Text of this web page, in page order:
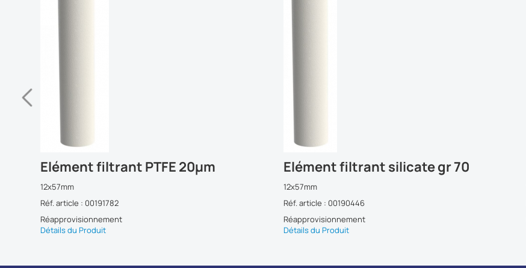
Elément filtrant PTFE 20µm
12x57mm
Réf. article : 00191782
Réapprovisionnement
Détails du Produit
Elément filtrant silicate gr 70
12x57mm
Réf. article : 00190446
Réapprovisionnement
Détails du Produit